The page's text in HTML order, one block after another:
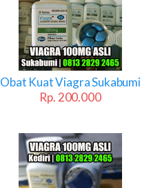
Obat Kuat Viagra Sukabumi
Rp. 200.000